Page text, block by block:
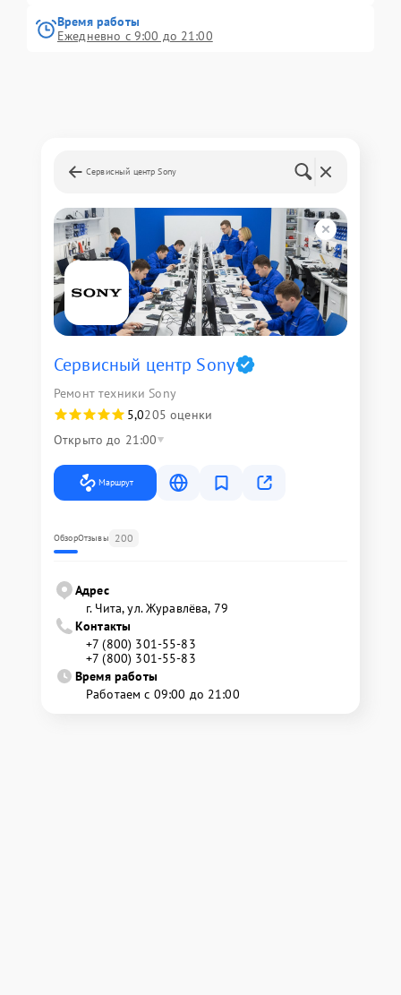
Время работы
Ежедневно с 9:00 до 21:00
Сервисный центр Sony
Сервисный центр Sony
Ремонт техники Sony
5,0205 оценки
Открыто до 21:00
Маршрут
ОбзорОтзывы 200
Адрес
г. Чита, ул. Журавлёва, 79
Контакты
+7 (800) 301-55-83
+7 (800) 301-55-83
Время работы
Работаем с 09:00 до 21:00